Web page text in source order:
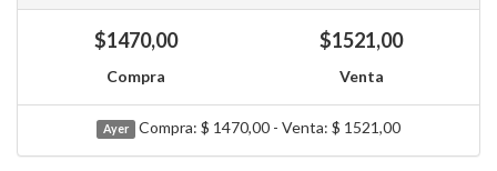
$1470,00
Compra
$1521,00
Venta
Ayer Compra: $ 1470,00 - Venta: $ 1521,00